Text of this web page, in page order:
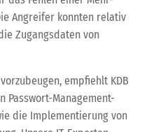
Angreifer konnten relativ
Zugangsdaten von
empfiehlt KDB
Passwort-Management-
die Implementierung von